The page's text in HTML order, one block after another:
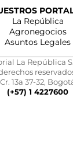
La República
Agronegocios
Asuntos Legales
La República
Cr. 13a 37-32,
(+57) 1 4227600